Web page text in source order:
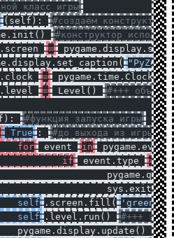
класс игры
(self):
#создаём конструктор
#конструктор
.screen =
.clock =
pygame.time.Clock()
.level = Level() #+++
#функция запуска игры
True :
#до выхода из игры
			for
event in
				if
event.type ==
					sys.exit()
			self
.screen.fill( 'green'
			self
.level.run()
#+++
			pygame.display.update()